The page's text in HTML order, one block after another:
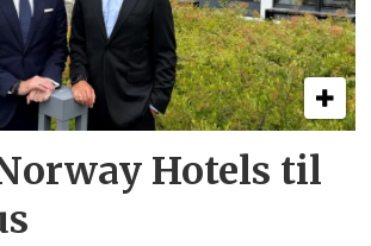
Hotels til